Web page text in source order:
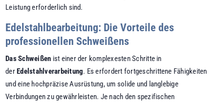
Leistung erforderlich sind.
Edelstahlbearbeitung: Die Vorteile des
professionellen Schweißens
Das Schweißen ist einer der komplexesten Schritte in
derEdelstahlverarbeitung. Es erfordert fortgeschrittene Fähigkeiten
und eine hochpräzise Ausrüstung, um solide und langlebige
Verbindungen zu gewährleisten. Je nach den spezifischen